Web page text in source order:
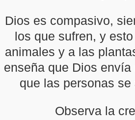
Dios es compasivo,
los que sufren, y
animales y a las
enseña que Dios
que las personas se
Observa la